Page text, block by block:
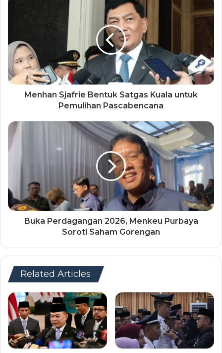
Menhan Sjafrie Bentuk Satgas Kuala untuk
Pemulihan Pascabencana
Buka Perdagangan 2026, Menkeu Purbaya
Soroti Saham Gorengan
Related Articles